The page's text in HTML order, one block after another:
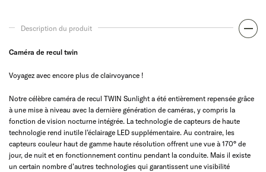
Description du produit
Caméra de recul twin
Voyagez avec encore plus de clairvoyance !
Notre célèbre caméra de recul TWIN Sunlight a été entièrement repensée grâce
à une mise à niveau avec la dernière génération de caméras, y compris la
fonction de vision nocturne intégrée. La technologie de capteurs de haute
technologie rend inutile l’éclairage LED supplémentaire. Au contraire, les
capteurs couleur haut de gamme haute résolution offrent une vue à 170° de
jour, de nuit et en fonctionnement continu pendant la conduite. Mais il existe
un certain nombre d’autres technologies qui garantissent une visibilité